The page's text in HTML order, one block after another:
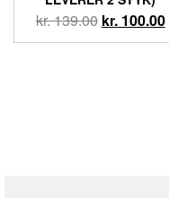
kr.139.00 kr.100.00